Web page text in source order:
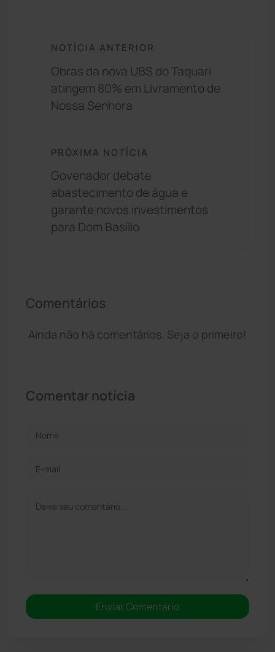
NOTÍCIA ANTERIOR
Obras da nova UBS do Taquari
atingem 80% em Livramento de
Nossa Senhora
PRÓXIMA NOTÍCIA
Govenador debate
abastecimento de água e
garante novos investimentos
para Dom Basílio
Comentários
Ainda não há comentários. Seja o primeiro!
Comentar notícia